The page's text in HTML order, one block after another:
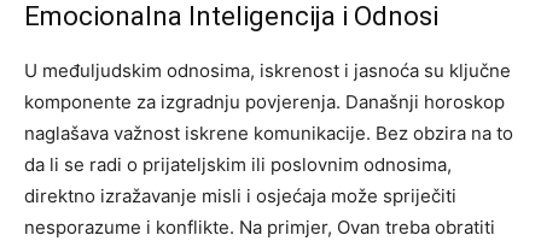
Emocionalna Inteligencija i Odnosi
U međuljudskim odnosima, iskrenost i jasnoća su ključne
komponente za izgradnju povjerenja. Današnji horoskop
naglašava važnost iskrene komunikacije. Bez obzira na to
da li se radi o prijateljskim ili poslovnim odnosima,
direktno izražavanje misli i osjećaja može spriječiti
nesporazume i konflikte. Na primjer, Ovan treba obratiti